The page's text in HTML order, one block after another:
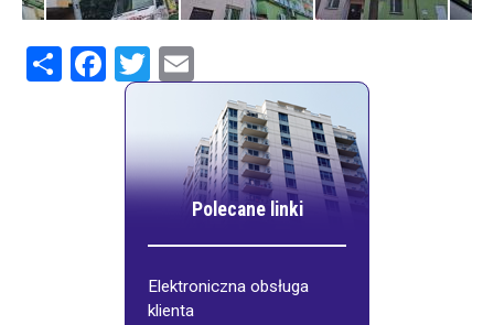
ShareFacebook
Twitter
Polecane linki
Elektroniczna obsługa
klienta